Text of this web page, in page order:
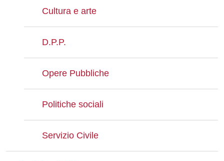
Cultura e arte
D.P.P.
Opere Pubbliche
Politiche sociali
Servizio Civile